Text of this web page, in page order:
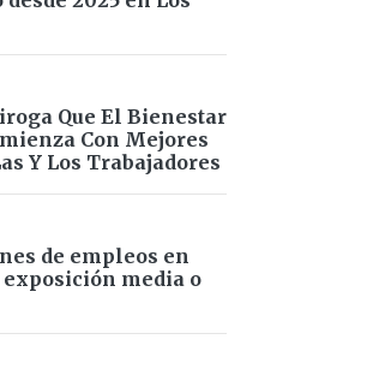
Que El Bienestar
Con Mejores
Y Los Trabajadores
de empleos en
media o